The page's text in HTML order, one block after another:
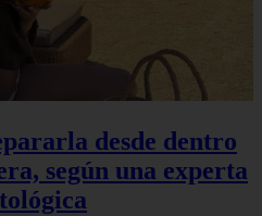
desde dentro
según una experta